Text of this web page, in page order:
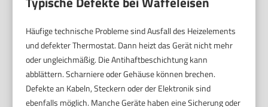
Häufige technische Probleme sind Ausfall des Heizelements
und defekter Thermostat. Dann heizt das Gerät nicht mehr
oder ungleichmäßig. Die Antihaftbeschichtung kann
abblättern. Scharniere oder Gehäuse können brechen.
Defekte an Kabeln, Steckern oder der Elektronik sind
ebenfalls möglich. Manche Geräte haben eine Sicherung oder